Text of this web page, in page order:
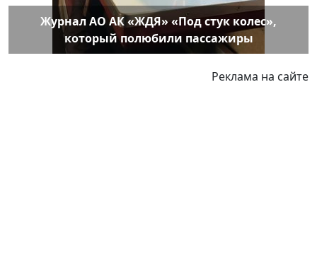
Журнал АО АК «ЖДЯ» «Под стук колес»,
который полюбили пассажиры
Реклама на сайте